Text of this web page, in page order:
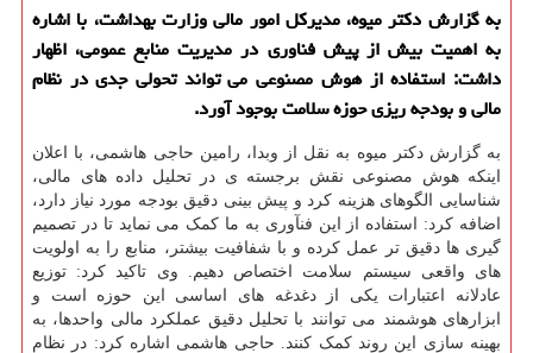
به گزارش دکتر میوه، مدیرکل امور مالی وزارت بهداشت، با اشاره
به اهمیت بیش از پیش فناوری در مدیریت منابع عمومی، اظهار
داشت: استفاده از هوش مصنوعی می تواند تحولی جدی در نظام
مالی و بودجه ریزی حوزه سلامت بوجود آورد.
به گزارش دکتر میوه به نقل از وبدا، رامین حاجی هاشمی، با اعلان
اینکه هوش مصنوعی نقش برجسته ی در تحلیل داده های مالی،
شناسایی الگوهای هزینه کرد و پیش بینی دقیق بودجه مورد نیاز دارد،
اضافه کرد: استفاده از این فنآوری به ما کمک می نماید تا در تصمیم
گیری ها دقیق تر عمل کرده و با شفافیت بیشتر، منابع را به اولویت
های واقعی سیستم سلامت اختصاص دهیم. وی تاکید کرد: توزیع
عادلانه اعتبارات یکی از دغدغه های اساسی این حوزه است و
ابزارهای هوشمند می توانند با تحلیل دقیق عملکرد مالی واحدها، به
بهینه سازی این روند کمک کنند. حاجی هاشمی اشاره کرد: در نظام